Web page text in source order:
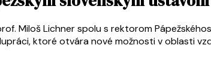
Miloš Lichner spolu s rektorom
ktoré otvára nové možnosti v oblasti